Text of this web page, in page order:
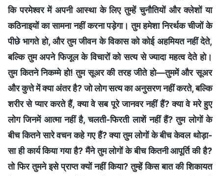
कि परमेश्वर में अपनी आस्था के लिए तुम्‍हें चुनौतियों और क्लेशों या
कठिनाइयों का सामना नहीं करना पड़ेगा। तुम हमेशा निरर्थक चीजों के
पीछे भागते हो, और तुम जीवन के विकास को कोई अहमियत नहीं देते,
बल्कि तुम अपने फिजूल के विचारों को सत्य से ज्यादा महत्व देते हो।
तुम कितने निकम्‍मे हो! तुम सूअर की तरह जीते हो—तुममें और सूअर
और कुत्ते में क्या अंतर है? जो लोग सत्य का अनुसरण नहीं करते, बल्कि
शरीर से प्यार करते हैं, क्या वे सब पूरे जानवर नहीं हैं? क्या वे मरे हुए
लोग जिनमें आत्मा नहीं है, चलती-फिरती लाशें नहीं हैं? तुम लोगों के
बीच कितने सारे वचन कहे गए हैं? क्या तुम लोगों के बीच केवल थोड़ा-
सा ही कार्य किया गया है? मैंने तुम लोगों के बीच कितनी आपूर्ति की है?
तो फिर तुमने इसे प्राप्त क्यों नहीं किया? तुम्हें किस बात की शिकायत